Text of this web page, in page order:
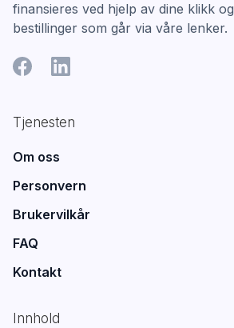
finansieres ved hjelp av dine klikk og
bestillinger som går via våre lenker.
Tjenesten
Om oss
Personvern
Brukervilkår
FAQ
Kontakt
Innhold